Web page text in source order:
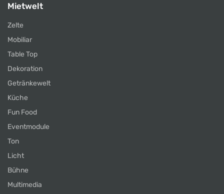
Mietwelt
Zelte
Mobiliar
Table Top
Dekoration
Getränkewelt
Küche
Fun Food
Eventmodule
Ton
Licht
Bühne
Multimedia